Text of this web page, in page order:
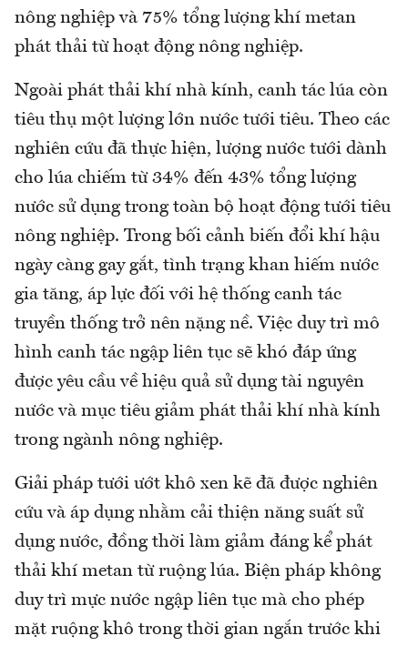
nông nghiệp và 75% tổng lượng khí metan
phát thải từ hoạt động nông nghiệp.
Ngoài phát thải khí nhà kính, canh tác lúa còn
tiêu thụ một lượng lớn nước tưới tiêu. Theo các
nghiên cứu đã thực hiện, lượng nước tưới dành
cho lúa chiếm từ 34% đến 43% tổng lượng
nước sử dụng trong toàn bộ hoạt động tưới tiêu
nông nghiệp. Trong bối cảnh biến đổi khí hậu
ngày càng gay gắt, tình trạng khan hiếm nước
gia tăng, áp lực đối với hệ thống canh tác
truyền thống trở nên nặng nề. Việc duy trì mô
hình canh tác ngập liên tục sẽ khó đáp ứng
được yêu cầu về hiệu quả sử dụng tài nguyên
nước và mục tiêu giảm phát thải khí nhà kính
trong ngành nông nghiệp.
Giải pháp tưới ướt khô xen kẽ đã được nghiên
cứu và áp dụng nhằm cải thiện năng suất sử
dụng nước, đồng thời làm giảm đáng kể phát
thải khí metan từ ruộng lúa. Biện pháp không
duy trì mực nước ngập liên tục mà cho phép
mặt ruộng khô trong thời gian ngắn trước khi